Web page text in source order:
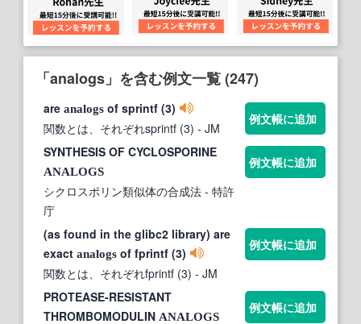
「analogs」を含む例文一覧 (247)
are analogs of sprintf (3)
関数とは、それぞれsprintf (3) - JM
例文帳に追加
SYNTHESIS OF CYCLOSPORINE
ANALOGS
シクロスポリン類似体の合成法 - 特許
庁
例文帳に追加
(as found in the glibc2 library) are
exact analogs of fprintf (3)
関数とは、それぞれfprintf (3) - JM
例文帳に追加
PROTEASE-RESISTANT
THROMBOMODULIN ANALOGS
例文帳に追加